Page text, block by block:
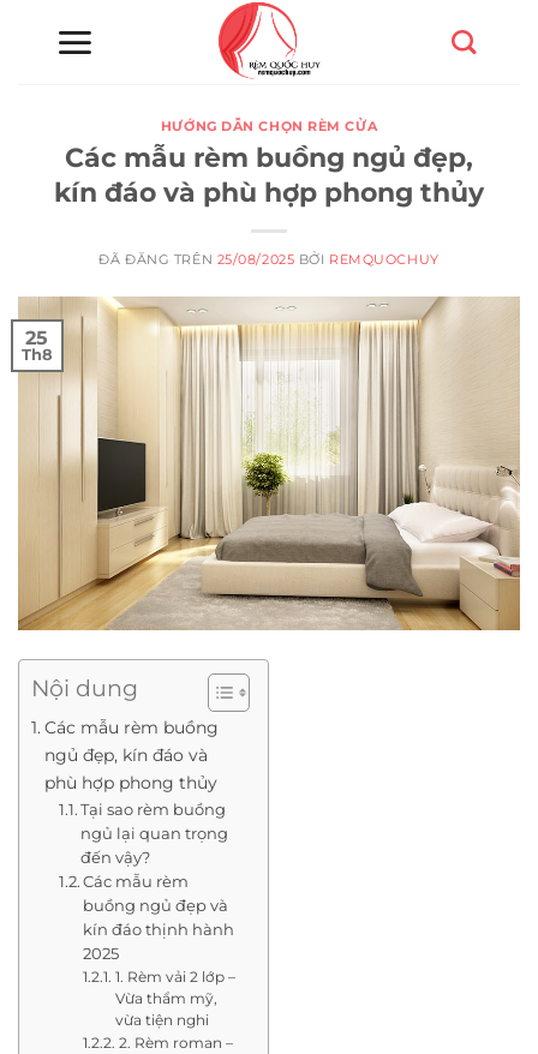
HƯỚNG DẪN CHỌN RÈM CỬA
Các mẫu rèm buồng ngủ đẹp,
kín đáo và phù hợp phong thủy
ĐÃ ĐĂNG TRÊN 25/08/2025 BỞI REMQUOCHUY
25
Th8
Nội dung
Các mẫu rèm buồng
ngủ đẹp, kín đáo và
phù hợp phong thủy
Tại sao rèm buồng
ngủ lại quan trọng
đến vậy?
Các mẫu rèm
buồng ngủ đẹp và
kín đáo thịnh hành
2025
1. Rèm vải 2 lớp –
Vừa thẩm mỹ,
vừa tiện nghi
2. Rèm roman –